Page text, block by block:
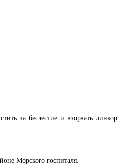
за бесчестие и взорвать линкор
Морского госпиталя.